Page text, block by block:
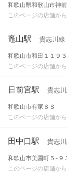
和歌山県和歌山市神前
このページの店舗か
竈山駅 貴志川線
和歌山市和田１１９３
このページの店舗か
日前宮駅 貴志
和歌山市有家８８
このページの店舗か
田中口駅 貴志
和歌山市美園町５-９
このページの店舗か